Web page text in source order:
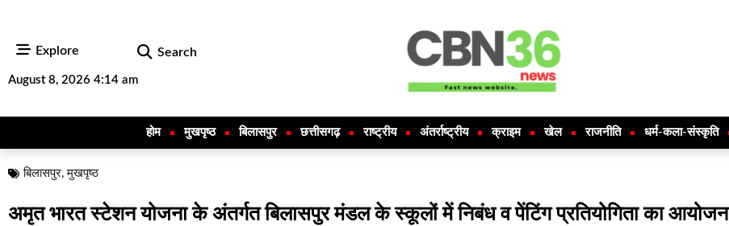
Explore Search
August 8, 2026 4:14 am
होम मुखपृष्ठ बिलासपुर छत्तीसगढ़ राष्ट्रीय अंतर्राष्ट्रीय क्राइम खेल राजनीति धर्म-कला-संस्कृति
बिलासपुर,मुखपृष्ठ
अमृत भारत स्टेशन योजना के अंतर्गत बिलासपुर मंडल के स्कूलों में निबंध व पेंटिंग प्रतियोगिता का आयोजन